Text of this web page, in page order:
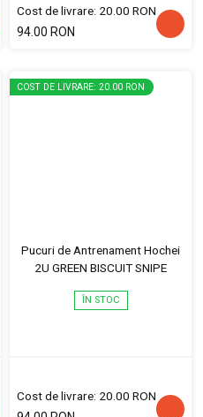
Cost de livrare: 20.00 RON
94.00 RON
COST DE LIVRARE: 20.00 RON
Pucuri de Antrenament Hochei
2U GREEN BISCUIT SNIPE
ÎN STOC
Cost de livrare: 20.00 RON